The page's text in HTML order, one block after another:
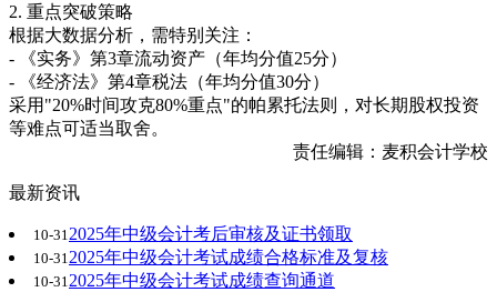
2. 重点突破策略
根据大数据分析，需特别关注：
- 《实务》第3章流动资产（年均分值25分）
- 《经济法》第4章税法（年均分值30分）
采用"20%时间攻克80%重点"的帕累托法则，对长期股权投资
等难点可适当取舍。
责任编辑：麦积会计学校
最新资讯
10-31 2025年中级会计考后审核及证书领取
10-31 2025年中级会计考试成绩合格标准及复核
10-31 2025年中级会计考试成绩查询通道